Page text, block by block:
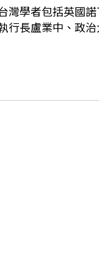
灣學者包括英國
行長盧業中、政